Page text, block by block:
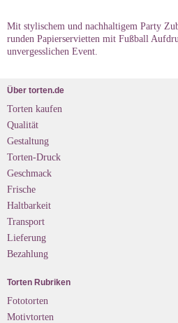
Mit stylischem und nachhaltigem Party
runden Papierservietten mit Fußball
unvergesslichen Event.
Über torten.de
Torten kaufen
Qualität
Gestaltung
Torten-Druck
Geschmack
Frische
Haltbarkeit
Transport
Lieferung
Bezahlung
Torten Rubriken
Fototorten
Motivtorten